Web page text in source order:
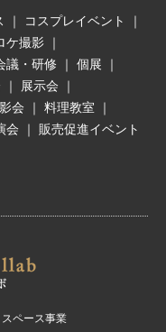
｜ コスプレイベント
｜
ケ撮影｜
議・研修｜ 個展 ｜
｜ 展示会 ｜
会 ｜ 料理教室 ｜
会 ｜ 販売促進イベント
ペース事業